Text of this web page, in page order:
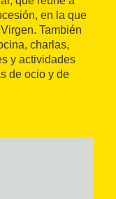
en la que
También
charlas,
y actividades
de ocio y de